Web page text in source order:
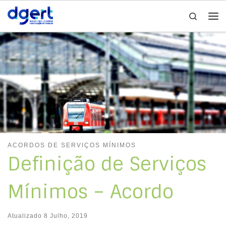
Skip to content
Search
ACORDOS DE SERVIÇOS MÍNIMOS
Definição de Serviços
Mínimos – Acordo
Atualizado 8 Julho, 2019